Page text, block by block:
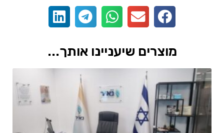
מוצרים שיעניינו אותך...